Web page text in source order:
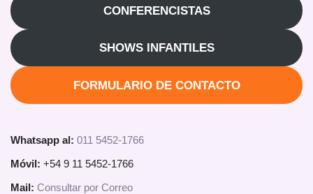
CONFERENCISTAS
SHOWS INFANTILES
FORMULARIO DE CONTACTO
Whatsapp al: 011 5452-1766
Móvil: +54 9 11 5452-1766
Mail: Consultar por Correo